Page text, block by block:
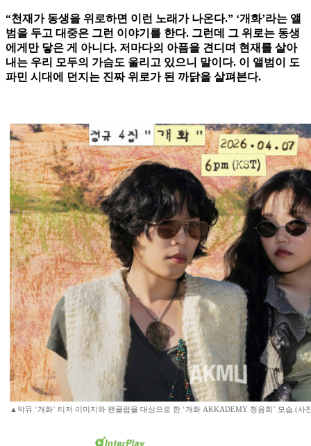
“천재가 동생을 위로하면 이런 노래가 나온다.” ‘개화’라는 앨
범을 두고 대중은 그런 이야기를 한다. 그런데 그 위로는 동생
에게만 닿은 게 아니다. 저마다의 아픔을 견디며 현재를 살아
내는 우리 모두의 가슴도 울리고 있으니 말이다. 이 앨범이 도
파민 시대에 던지는 진짜 위로가 된 까닭을 살펴본다.
▲악뮤 ‘개화’ 티저 이미지와 팬클럽을 대상으로 한 ‘개화 AKKADEMY 청음회’ 모습.(사